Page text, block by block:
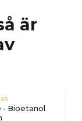
är
- Bioetanol